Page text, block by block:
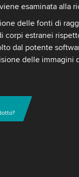
esaminata alla
delle fonti di
corpi estranei
dal potente
delle immagini